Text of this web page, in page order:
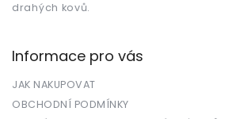
drahých kovů.
Informace pro vás
JAK NAKUPOVAT
OBCHODNÍ PODMÍNKY